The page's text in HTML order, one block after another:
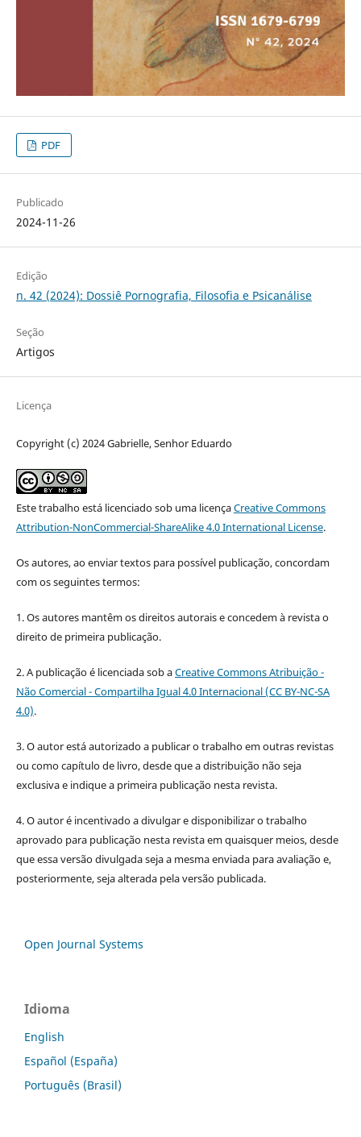
PDF
Publicado
2024-11-26
Edição
n. 42 (2024): Dossiê Pornografia, Filosofia e Psicanálise
Seção
Artigos
Licença
Copyright (c) 2024 Gabrielle, Senhor Eduardo
Este trabalho está licenciado sob uma licençaCreative Commons
Attribution-NonCommercial-ShareAlike 4.0 International License.
Os autores, ao enviar textos para possível publicação, concordam
com os seguintes termos:
1. Os autores mantêm os direitos autorais e concedem à revista o
direito de primeira publicação.
2. A publicação é licenciada sob aCreative Commons Atribuição -
Não Comercial - Compartilha Igual 4.0 Internacional (CC BY-NC-SA
4.0).
3. O autor está autorizado a publicar o trabalho em outras revistas
ou como capítulo de livro, desde que a distribuição não seja
exclusiva e indique a primeira publicação nesta revista.
4. O autor é incentivado a divulgar e disponibilizar o trabalho
aprovado para publicação nesta revista em quaisquer meios, desde
que essa versão divulgada seja a mesma enviada para avaliação e,
posteriormente, seja alterada pela versão publicada.
Open Journal Systems
Idioma
English
Español (España)
Português (Brasil)